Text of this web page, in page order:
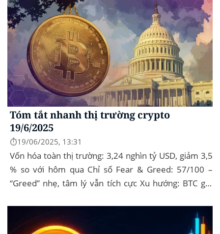
Tóm tắt nhanh thị trường crypto
19/6/2025
⏱️19/06/2025, 13:31
Vốn hóa toàn thị trường: 3,24 nghìn tỷ USD, giảm 3,5
% so với hôm qua Chỉ số Fear & Greed: 57/100 –
“Greed” nhẹ, tâm lý vẫn tích cực Xu hướng: BTC giữ